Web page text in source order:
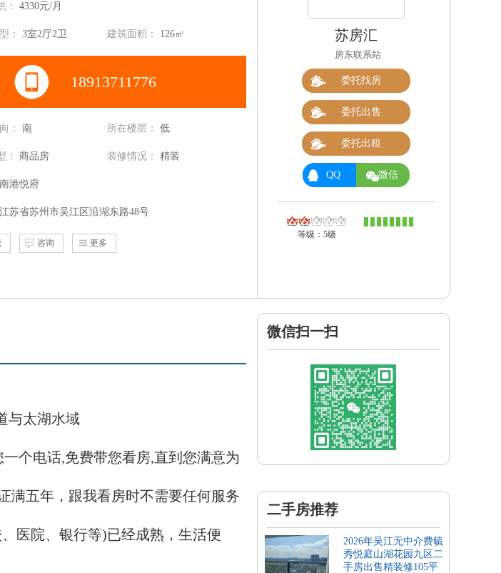
： 4330元/月
型： 3室2厅2卫 建筑面积： 126㎡
18913711776
向： 南 所在楼层：低
： 商品房 装修情况：精装
南港悦府
江苏省苏州市吴江区沿湖东路48号
咨询 更多
苏房汇
房东联系站
委托找房
委托出售
委托出租
QQ 微信
等级：5级
与太湖水域
个电话,免费带您看房,直到您满意为
满五年 ， 跟我看房时不需要任何服务
医院、银行等)已经成熟，生活便
微信扫一扫
二手房推荐
2026年吴江无中介费毓
秀悦庭山湖花园九区二
手房出售精装修105平